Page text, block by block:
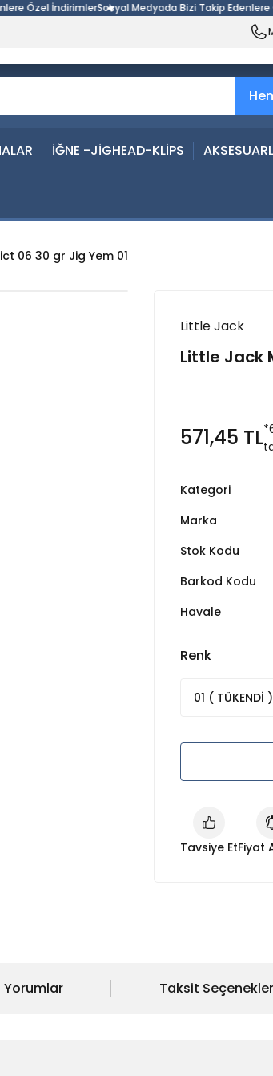
Özel İndirimlerSosyal Medyada Bizi Takip Edenlere
İĞNE -JİGHEAD-KLİPS
06 30 gr Jig Yem 01
Little Jack
Little Jack
571,45 TL
Kategori
Marka
Stok Kodu
Barkod Kodu
Havale
Renk
Tavsiye EtFiyat
Yorumlar Taksit